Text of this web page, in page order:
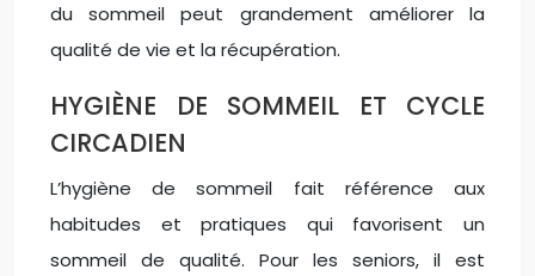
du sommeil peut grandement améliorer la
qualité de vie et la récupération.
HYGIÈNE DE SOMMEIL ET CYCLE
CIRCADIEN
L’hygiène de sommeil fait référence aux
habitudes et pratiques qui favorisent un
sommeil de qualité. Pour les seniors, il est